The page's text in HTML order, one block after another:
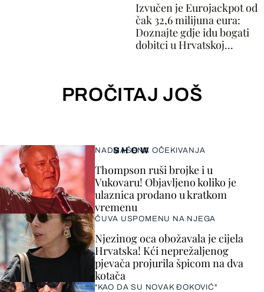
Izvučen je Eurojackpot od
čak 32,6 milijuna eura:
Doznajte gdje idu bogati
dobitci u Hrvatskoj...
PROČITAJ JOŠ
SHOW
NADMAŠENA OČEKIVANJA
Thompson ruši brojke i u
Vukovaru! Objavljeno koliko je
ulaznica prodano u kratkom
vremenu
ČUVA USPOMENU NA NJEGA
Njezinog oca obožavala je cijela
Hrvatska! Kći neprežaljenog
pjevača projurila špicom na dva
kotača
"KAO DA SU NOVAK ĐOKOVIĆ"